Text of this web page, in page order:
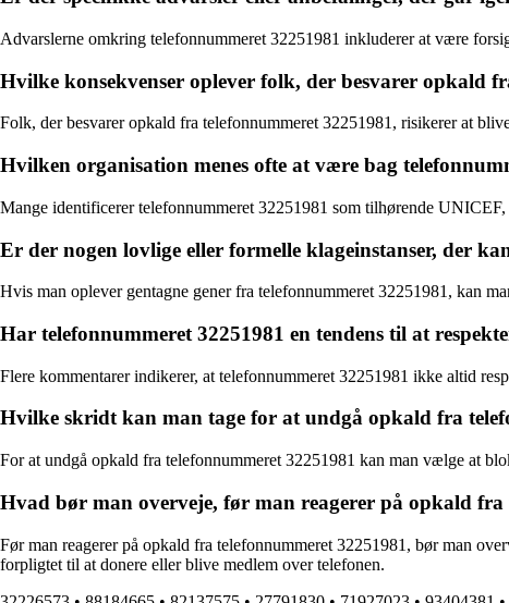
Advarslerne omkring telefonnummeret 32251981 inkluderer at være
Hvilke konsekvenser oplever folk, der besvarer opkald
Folk, der besvarer opkald fra telefonnummeret 32251981, risikerer at
Hvilken organisation menes ofte at være bag
Mange identificerer telefonnummeret 32251981 som tilhørende
Er der nogen lovlige eller formelle klageinstanser, der
Hvis man oplever gentagne gener fra telefonnummeret 32251981, kan
Har telefonnummeret 32251981 en tendens til at
Flere kommentarer indikerer, at telefonnummeret 32251981 ikke altid
Hvilke skridt kan man tage for at undgå opkald fra
For at undgå opkald fra telefonnummeret 32251981 kan man vælge at
Hvad bør man overveje, før man reagerer på opkald fra
Før man reagerer på opkald fra telefonnummeret 32251981, bør man
forpligtet til at donere eller blive medlem over telefonen.